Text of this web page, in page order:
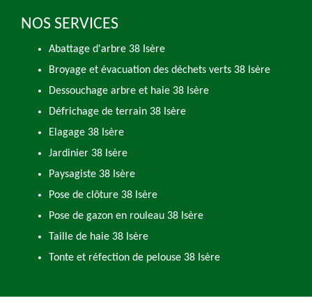
NOS SERVICES
Abattage d'arbre 38 Isère
Broyage et évacuation des déchets verts 38 Isère
Dessouchage arbre et haie 38 Isère
Défrichage de terrain 38 Isère
Elagage 38 Isère
Jardinier 38 Isère
Paysagiste 38 Isère
Pose de clôture 38 Isère
Pose de gazon en rouleau 38 Isère
Taille de haie 38 Isère
Tonte et réfection de pelouse 38 Isère